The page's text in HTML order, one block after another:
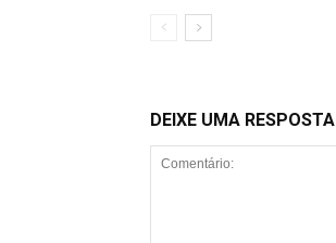
DEIXE UMA RESPOSTA